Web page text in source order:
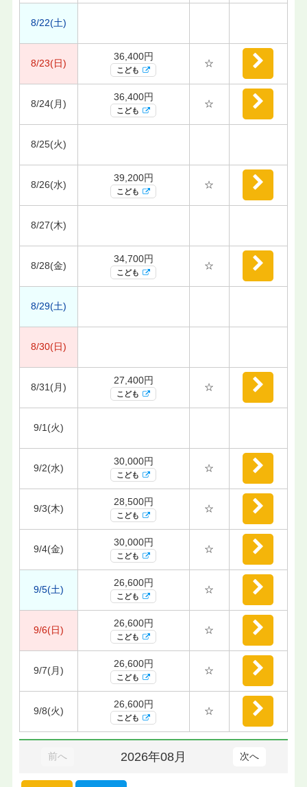
8/22(土)
8/23(日)
36,400円
こども
☆
8/24(月)
36,400円
こども
☆
8/25(火)
8/26(水)
39,200円
こども
☆
8/27(木)
8/28(金)
34,700円
こども
☆
8/29(土)
8/30(日)
8/31(月)
27,400円
こども
☆
9/1(火)
9/2(水)
30,000円
こども
☆
9/3(木)
28,500円
こども
☆
9/4(金)
30,000円
こども
☆
9/5(土)
26,600円
こども
☆
9/6(日)
26,600円
こども
☆
9/7(月)
26,600円
こども
☆
9/8(火)
26,600円
こども
☆
前へ 2026年08月 次へ